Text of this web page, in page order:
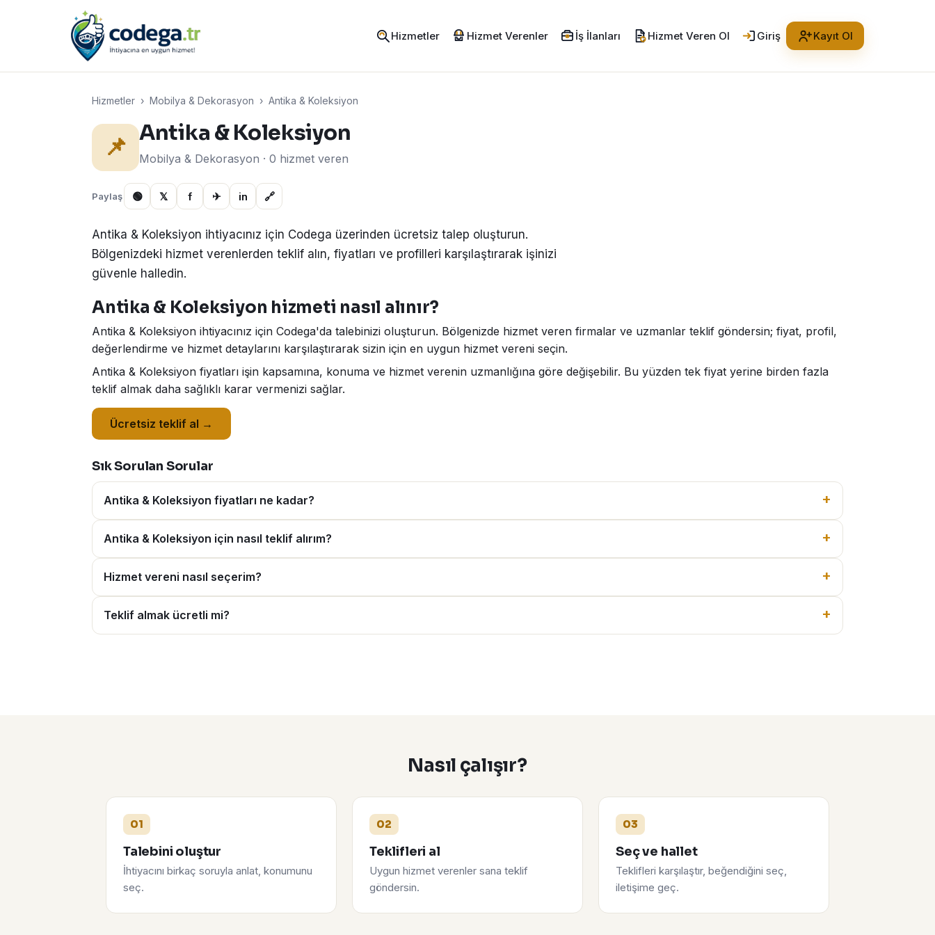
Hizmetler Hizmet Verenler İş İlanları Hizmet Veren Ol Giriş Kayıt Ol
Hizmetler › Mobilya & Dekorasyon › Antika & Koleksiyon
📌 Antika & Koleksiyon
Mobilya & Dekorasyon · 0 hizmet veren
Paylaş 🟢 𝕏 f ✈ in 🔗
Antika & Koleksiyon ihtiyacınız için Codega üzerinden ücretsiz talep oluşturun.
Bölgenizdeki hizmet verenlerden teklif alın, fiyatları ve profilleri karşılaştırarak işinizi
güvenle halledin.
Antika & Koleksiyon hizmeti nasıl alınır?
Antika & Koleksiyon ihtiyacınız için Codega'da talebinizi oluşturun. Bölgenizde hizmet veren firmalar ve uzmanlar teklif göndersin; fiyat, profil,
değerlendirme ve hizmet detaylarını karşılaştırarak sizin için en uygun hizmet vereni seçin.
Antika & Koleksiyon fiyatları işin kapsamına, konuma ve hizmet verenin uzmanlığına göre değişebilir. Bu yüzden tek fiyat yerine birden fazla
teklif almak daha sağlıklı karar vermenizi sağlar.
Ücretsiz teklif al →
Sık Sorulan Sorular
Antika & Koleksiyon fiyatları ne kadar?
Antika & Koleksiyon için nasıl teklif alırım?
Hizmet vereni nasıl seçerim?
Teklif almak ücretli mi?
Nasıl çalışır?
01
Talebini oluştur
İhtiyacını birkaç soruyla anlat, konumunu
seç.
02
Teklifleri al
Uygun hizmet verenler sana teklif
göndersin.
03
Seç ve hallet
Teklifleri karşılaştır, beğendiğini seç,
iletişime geç.